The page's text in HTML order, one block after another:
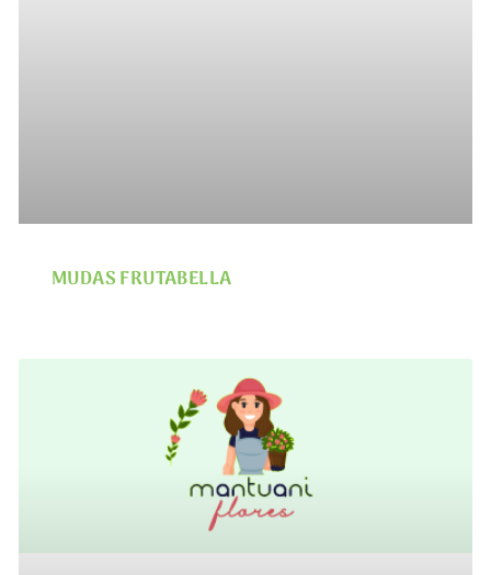
MUDAS FRUTABELLA